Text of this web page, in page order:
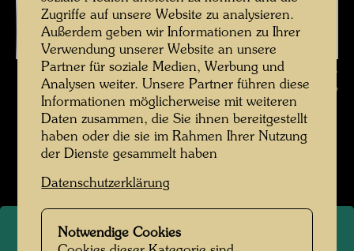
Jan Shortridge und Dough Shepherd im Farmhaus in Kaurinui Valley ,
Fotograf: Unbekannt Unknown © Hundertwasser Archiv
Hundertwasser in Kaurinui Valley
Bildergalerie öffnen
Zugriffe auf unsere Website zu analysieren.
Außerdem geben wir Informationen zu Ihrer
Verwendung unserer Website an unsere
Partner für soziale Medien, Werbung und
Analysen weiter. Unsere Partner führen diese
Informationen möglicherweise mit weiteren
Daten zusammen, die Sie ihnen bereitgestellt
haben oder die sie im Rahmen Ihrer Nutzung
der Dienste gesammelt haben
Datenschutzerklärung
Notwendige Cookies